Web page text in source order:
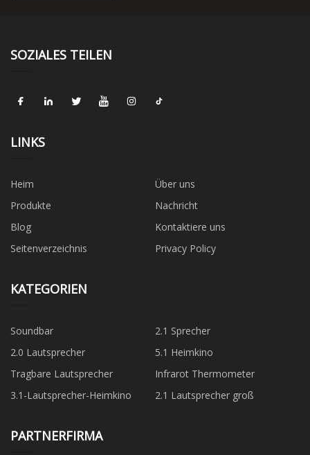
SOZIALES TEILEN
LINKS
Heim
Über uns
Produkte
Nachricht
Blog
Kontaktiere uns
Seitenverzeichnis
Privacy Policy
KATEGORIEN
Soundbar
2.1 Sprecher
2.0 Lautsprecher
5.1 Heimkino
Tragbare Lautsprecher
Infrarot Thermometer
3.1-Lautsprecher-Heimkino
2.1 Lautsprecher groß
PARTNERFIRMA